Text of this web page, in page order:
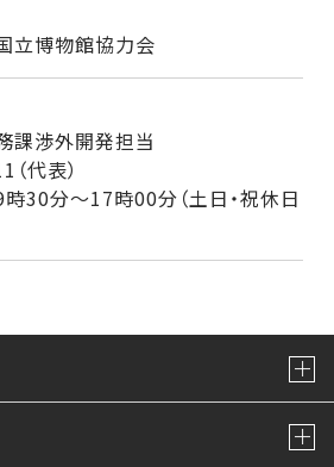
立博物館協力会
課渉外開発担当
代表）
時30分～17時00分（土日・祝休日